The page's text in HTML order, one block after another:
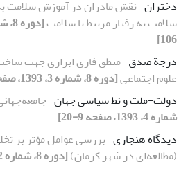
دختران نقش مادران در آموزش سلامت
سلامت به رفتار مرتبط با سلامت
106]
درجة صدق منطق فازی ابزاری جهت
علوم اجتماعی[دوره 8، شماره 3، 1393، صفحه 47-64]
دولت-ملت و نظ سیاسی جهان
شماره 4، 1393، صفحه 9-20]
دیدگاه هنجاری بررسی عوامل مؤثر بر
(مطالعه‌ای در شهر کرمان)[دوره 8، شماره 2، 1393، صفحه 5-36]